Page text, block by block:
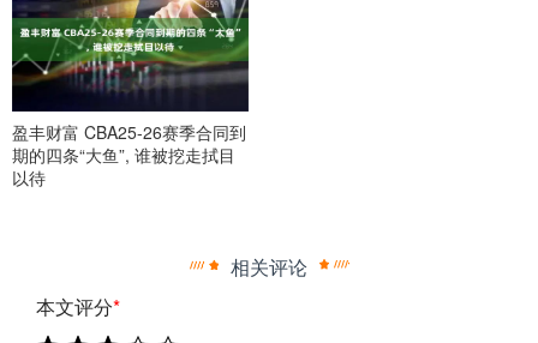
盈丰财富 CBA25-26赛季合同到
期的四条“大鱼”, 谁被挖走拭目
以待
相关评论
本文评分*